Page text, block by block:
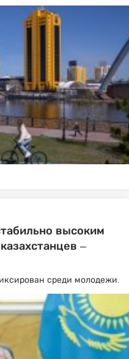
высоким
–
среди молодежи.